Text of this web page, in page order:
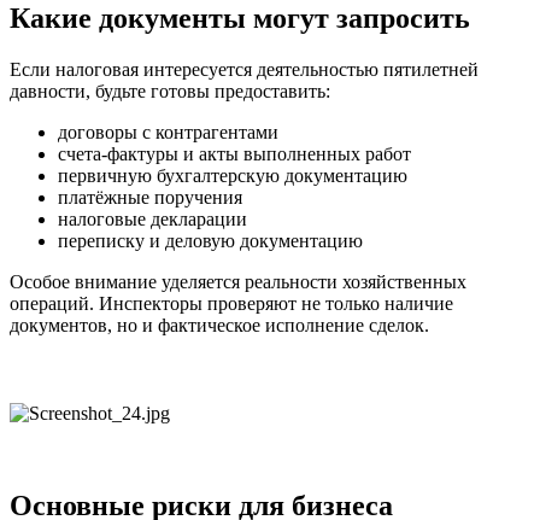
Какие документы могут запросить
Если налоговая интересуется деятельностью пятилетней
давности, будьте готовы предоставить:
договоры с контрагентами
счета-фактуры и акты выполненных работ
первичную бухгалтерскую документацию
платёжные поручения
налоговые декларации
переписку и деловую документацию
Особое внимание уделяется реальности хозяйственных
операций. Инспекторы проверяют не только наличие
документов, но и фактическое исполнение сделок.
Основные риски для бизнеса